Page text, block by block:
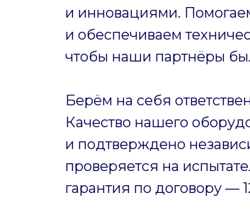
Берём на себя
Качество нашего
и подтверждено
проверяется на
гарантия по договору —
и инновациями.
и обеспечиваем
чтобы наши партнёры